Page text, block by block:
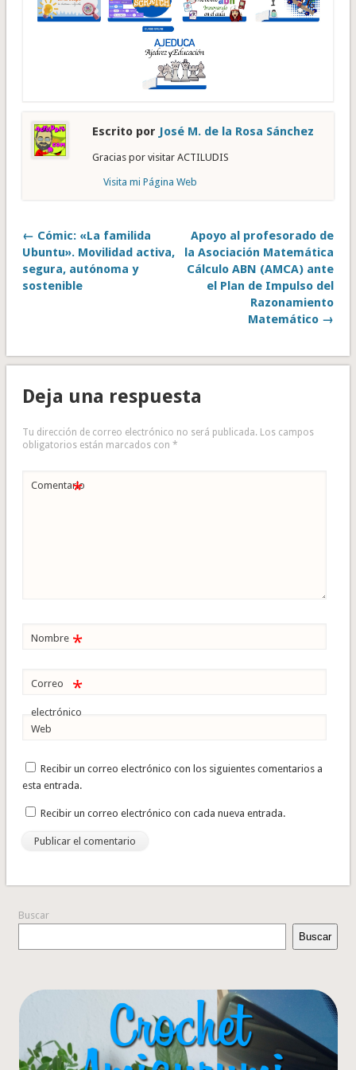
Escrito por José M. de la Rosa Sánchez
Gracias por visitar ACTILUDIS
Visita mi Página Web
← Cómic: «La familida
Ubuntu». Movilidad activa,
segura, autónoma y
sostenible
Apoyo al profesorado de
la Asociación Matemática
Cálculo ABN (AMCA) ante
el Plan de Impulso del
Razonamiento
Matemático →
Deja una respuesta
Tu dirección de correo electrónico no será publicada. Los campos
obligatorios están marcados con *
Comentario
*
Nombre *
Correo
electrónico
*
Web
Recibir un correo electrónico con los siguientes comentarios a
esta entrada.
Recibir un correo electrónico con cada nueva entrada.
Buscar
Buscar